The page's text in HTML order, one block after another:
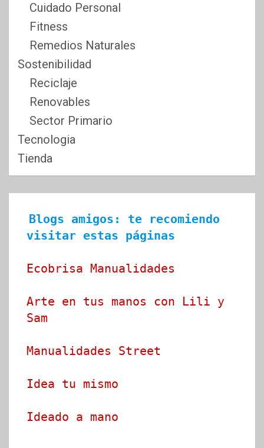
Cuidado Personal
Fitness
Remedios Naturales
Sostenibilidad
Reciclaje
Renovables
Sector Primario
Tecnologia
Tienda
Blogs amigos: te recomiendo
visitar estas páginas
Ecobrisa Manualidades
Arte en tus manos con Lili y
Sam
Manualidades Street
Idea tu mismo
Ideado a mano